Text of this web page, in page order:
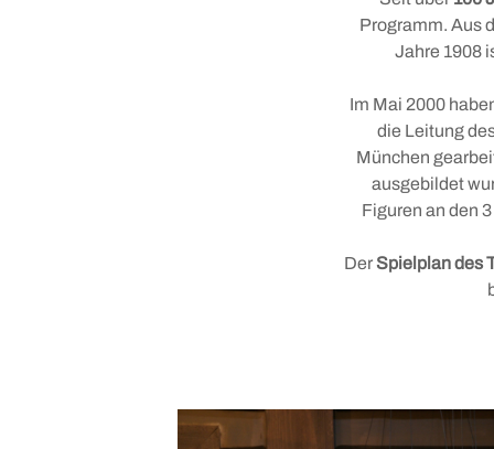
Tradition und Brauchtum
ANSPRECHPARTNER
Programm. Aus
Jahre 1908
Im Mai 2000
die Leitung
München
ausgebildet
Figuren an den
DerSpielplan des